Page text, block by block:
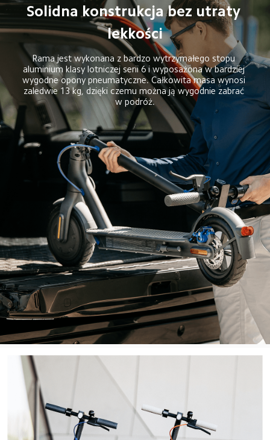
Solidna konstrukcja bez utraty
lekkości
Rama jest wykonana z bardzo wytrzymałego stopu
aluminium klasy lotniczej serii 6 i wyposażona w bardziej
wygodne opony pneumatyczne. Całkowita masa wynosi
zaledwie 13 kg, dzięki czemu można ją wygodnie zabrać
w podróż.